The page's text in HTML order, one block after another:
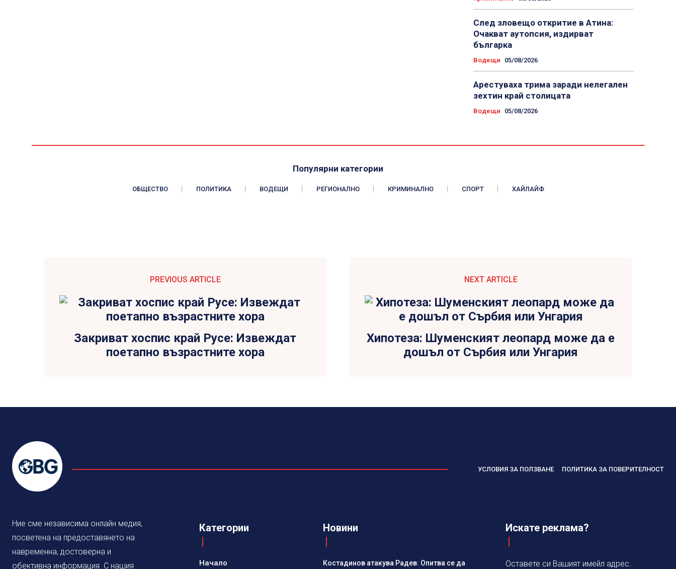
След зловещо откритие в Атина:
Очакват аутопсия, издирват
българка
Водещи 05/08/2026
Арестуваха трима заради нелегален
зехтин край столицата
Водещи 05/08/2026
Популярни категории
ОБЩЕСТВО ПОЛИТИКА ВОДЕЩИ РЕГИОНАЛНО КРИМИНАЛНО СПОРТ ХАЙЛАЙФ
PREVIOUS ARTICLE
Закриват хоспис край Русе: Извеждат
поетапно възрастните хора
NEXT ARTICLE
Хипотеза: Шуменският леопард може да е
дошъл от Сърбия или Унгария
УСЛОВИЯ ЗА ПОЛЗВАНЕ ПОЛИТИКА ЗА ПОВЕРИТЕЛНОСТ
Ние сме независима онлайн медия,
посветена на предоставянето на
навременна, достоверна и
обективна информация. С нашия
Категории
Начало
Новини
Костадинов атакува Радев: Опитва се да
Искате реклама?
Оставете си Вашият имейл адрес.